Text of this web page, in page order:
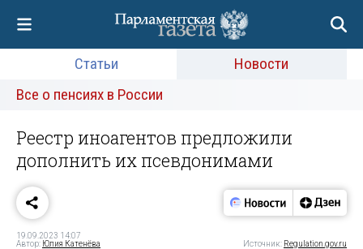
Статьи
Новости
Все о пенсиях в России
Реестр иноагентов предложили
дополнить их псевдонимами
19.09.2023 14:07
Автор: Юлия Катенёва Источник: Regulation.gov.ru